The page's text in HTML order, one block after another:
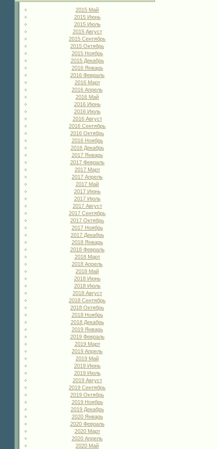
2015 Май
2015 Июнь
2015 Июль
2015 Август
2015 Сентябрь
2015 Октябрь
2015 Ноябрь
2015 Декабрь
2016 Январь
2016 Февраль
2016 Март
2016 Апрель
2016 Май
2016 Июнь
2016 Июль
2016 Август
2016 Сентябрь
2016 Октябрь
2016 Ноябрь
2016 Декабрь
2017 Январь
2017 Февраль
2017 Март
2017 Апрель
2017 Май
2017 Июнь
2017 Июль
2017 Август
2017 Сентябрь
2017 Октябрь
2017 Ноябрь
2017 Декабрь
2018 Январь
2018 Февраль
2018 Март
2018 Апрель
2018 Май
2018 Июнь
2018 Июль
2018 Август
2018 Сентябрь
2018 Октябрь
2018 Ноябрь
2018 Декабрь
2019 Январь
2019 Февраль
2019 Март
2019 Апрель
2019 Май
2019 Июнь
2019 Июль
2019 Август
2019 Сентябрь
2019 Октябрь
2019 Ноябрь
2019 Декабрь
2020 Январь
2020 Февраль
2020 Март
2020 Апрель
2020 Май